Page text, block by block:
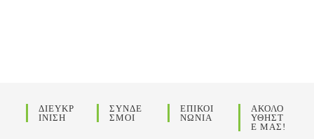
ΔΙΕΥΚΡ
ΙΝΙΣΗ
ΣΥΝΔΕ
ΣΜΟΙ
ΕΠΙΚΟΙ
ΝΩΝΙΑ
ΑΚΟΛΟ
ΥΘΗΣΤ
Ε ΜΑΣ!